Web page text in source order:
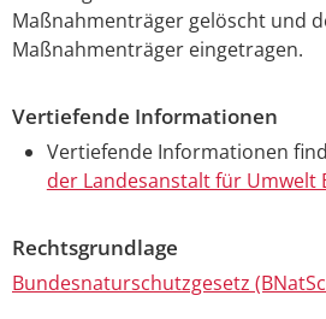
Maßnahmenträger gelöscht und
Maßnahmenträger eingetragen.
Vertiefende Informationen
Vertiefende Informationen
der Landesanstalt für Umwelt
Rechtsgrundlage
Bundesnaturschutzgesetz